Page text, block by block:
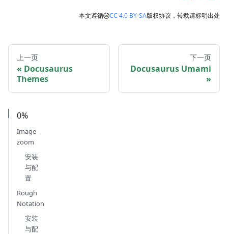
本文遵循 CC 4.0 BY-SA版权协议，转载请标明出处
上一页
Docusaurus
Themes
下一页
Docusaurus Umami
0%
Image-
zoom
安装
与配
置
Rough
Notation
安装
与配